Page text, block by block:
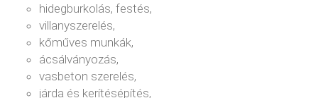
hidegburkolás, festés,
villanyszerelés,
kőműves munkák,
ácsálványozás,
vasbeton szerelés,
járda és kerítésépítés,